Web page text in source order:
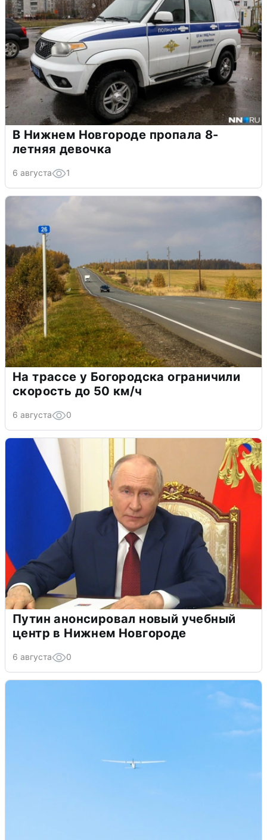
В Нижнем Новгороде пропала 8-
летняя девочка
6 августа 1
На трассе у Богородска ограничили
скорость до 50 км/ч
6 августа 0
Путин анонсировал новый учебный
центр в Нижнем Новгороде
6 августа 0